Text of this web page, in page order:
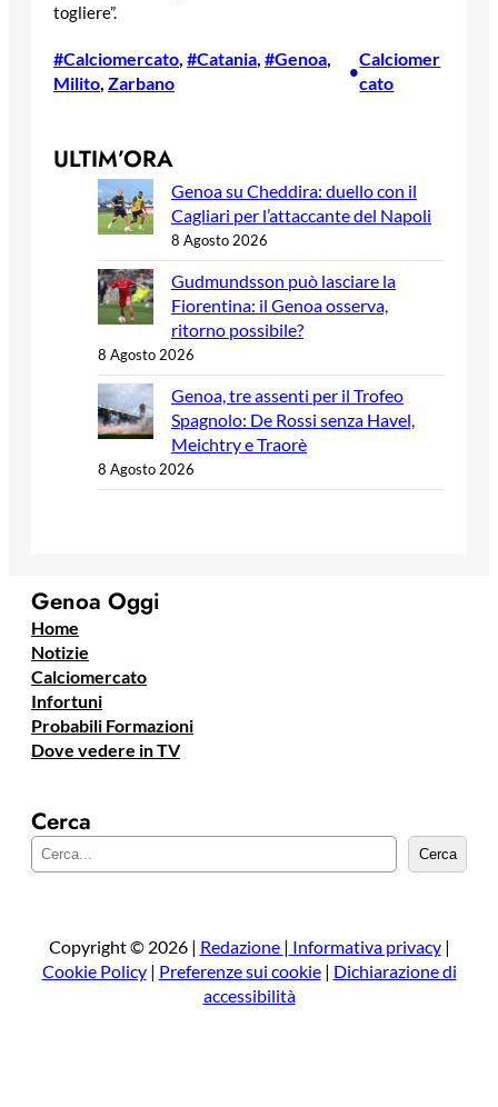
togliere”.
#Calciomercato #Catania #Genoa
Milito Zarbano
•
Calciomer
cato
ULTIM’ORA
Genoa su Cheddira: duello con il
Cagliari per l’attaccante del Napoli
8 Agosto 2026
Gudmundsson può lasciare la
Fiorentina: il Genoa osserva,
ritorno possibile?
8 Agosto 2026
Genoa, tre assenti per il Trofeo
Spagnolo: De Rossi senza Havel,
Meichtry e Traorè
8 Agosto 2026
Genoa Oggi
Home
Notizie
Calciomercato
Infortuni
Probabili Formazioni
Dove vedere in TV
Cerca
e
a
Cerca
Copyright © 2026 | Redazione | Informativa privacy|
Cookie Policy| Preferenze sui cookie| Dichiarazione di
accessibilità